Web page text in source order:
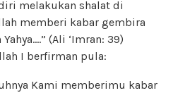
melakukan shalat di
memberi kabar gembira
(Ali ‘Imran: 39)
I berfirman pula:
Kami memberimu kabar